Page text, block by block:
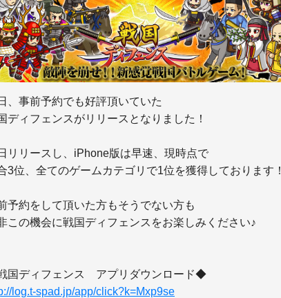
、事前予約でも好評頂いていた
ディフェンスがリリースとなりました！
リリースし、iPhone版は早速、現時点で
3位、全てのゲームカテゴリで1位を獲得しております！
予約をして頂いた方もそうでない方も
この機会に戦国ディフェンスをお楽しみください♪
log.t-spad.jp/app/click?k=Mxp9se